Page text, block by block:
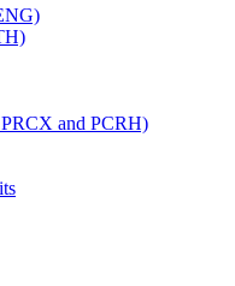
and PCRH)